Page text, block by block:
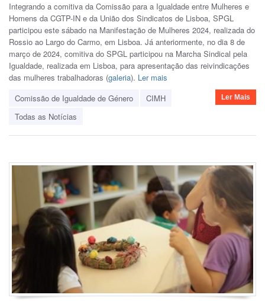
Integrando a comitiva da Comissão para a Igualdade entre Mulheres e
Homens da CGTP-IN e da União dos Sindicatos de Lisboa, SPGL
participou este sábado na Manifestação de Mulheres 2024, realizada do
Rossio ao Largo do Carmo, em Lisboa. Já anteriormente, no dia 8 de
março de 2024, comitiva do SPGL participou na Marcha Sindical pela
Igualdade, realizada em Lisboa, para apresentação das reivindicações
das mulheres trabalhadoras (galeria). Ler mais
Comissão de Igualdade de Género
CIMH
Todas as Notícias
Ler Mais